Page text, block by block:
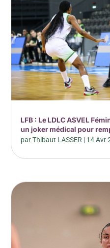
LFB : Le LDLC ASVEL
un joker médical pour
parThibaut LASSER | 14 Avr